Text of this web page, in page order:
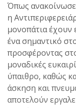
Όπως ανακοίνωσε
η
μονοπάτια έχουν
ένα σημαντικό
προσφέροντας
μοναδικές
ύπαιθρο, καθώς
άσκηση και
αποτελούν